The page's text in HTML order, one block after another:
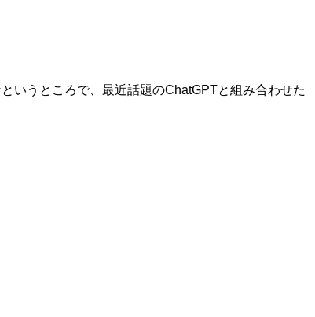
いうところで、最近話題のChatGPTと組み合わせた